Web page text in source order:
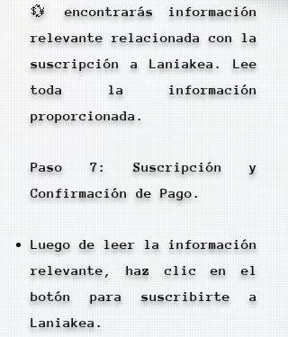
💱 encontrarás información
relevante relacionada con la
suscripción a Laniakea. Lee
toda la información
proporcionada.
Paso 7: Suscripción y
Confirmación de Pago.
Luego de leer la información
relevante, haz clic en el
botón para suscribirte a
Laniakea.